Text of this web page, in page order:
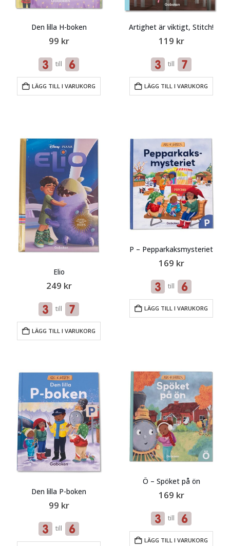
Den lilla H-boken
99 kr
till
LÄGG TILL I VARUKORG
Artighet är viktigt, Stitch!
119 kr
till
LÄGG TILL I VARUKORG
Elio
249 kr
till
LÄGG TILL I VARUKORG
P – Pepparkaksmysteriet
169 kr
till
LÄGG TILL I VARUKORG
Den lilla P-boken
99 kr
till
Ö – Spöket på ön
169 kr
till
LÄGG TILL I VARUKORG